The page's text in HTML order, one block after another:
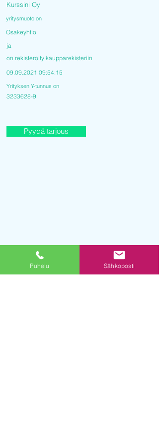
Kurssini Oy
yritysmuoto on
Osakeyhtio
ja
on rekisteröity kaupparekisteriin
09.09.2021 09:54:15
Yrityksen Y-tunnus on
3233628-9
Pyydä tarjous
Puhelu Sähköposti